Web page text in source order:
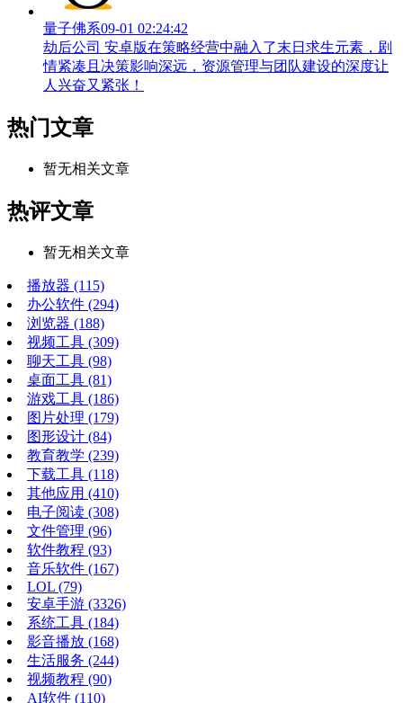
量子佛系09-01 02:24:42
劫后公司 安卓版在策略经营中融入了末日求生元素，剧
情紧凑且决策影响深远，资源管理与团队建设的深度让
人兴奋又紧张！
热门文章
暂无相关文章
热评文章
暂无相关文章
播放器 (115)
办公软件 (294)
浏览器 (188)
视频工具 (309)
聊天工具 (98)
桌面工具 (81)
游戏工具 (186)
图片处理 (179)
图形设计 (84)
教育教学 (239)
下载工具 (118)
其他应用 (410)
电子阅读 (308)
文件管理 (96)
软件教程 (93)
音乐软件 (167)
LOL (79)
安卓手游 (3326)
系统工具 (184)
影音播放 (168)
生活服务 (244)
视频教程 (90)
AI软件 (110)